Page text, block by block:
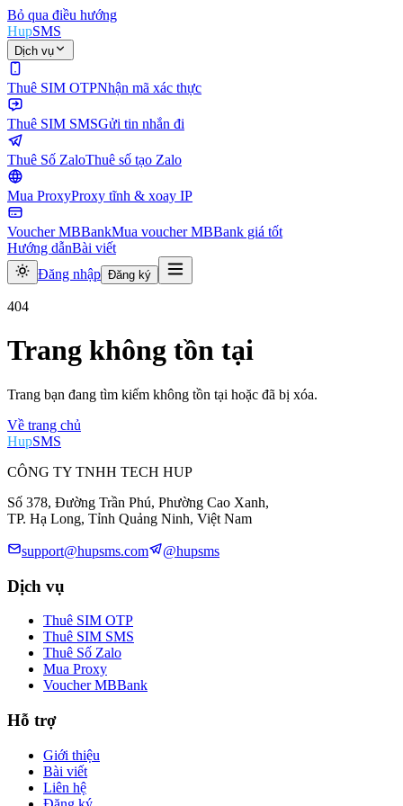
Bỏ qua điều hướng
HupSMS
Dịch vụ
Thuê SIM OTPNhận mã xác thực
Thuê SIM SMSGửi tin nhắn đi
Thuê Số ZaloThuê số tạo Zalo
Mua ProxyProxy tĩnh & xoay IP
Voucher MBBankMua voucher MBBank giá tốt
Hướng dẫnBài viết
Đăng nhập Đăng ký
404
Trang không tồn tại
Trang bạn đang tìm kiếm không tồn tại hoặc đã bị xóa.
Về trang chủ
HupSMS
CÔNG TY TNHH TECH HUP
Số 378, Đường Trần Phú, Phường Cao Xanh,
TP. Hạ Long, Tỉnh Quảng Ninh, Việt Nam
support@hupsms.com @hupsms
Dịch vụ
Thuê SIM OTP
Thuê SIM SMS
Thuê Số Zalo
Mua Proxy
Voucher MBBank
Hỗ trợ
Giới thiệu
Bài viết
Liên hệ